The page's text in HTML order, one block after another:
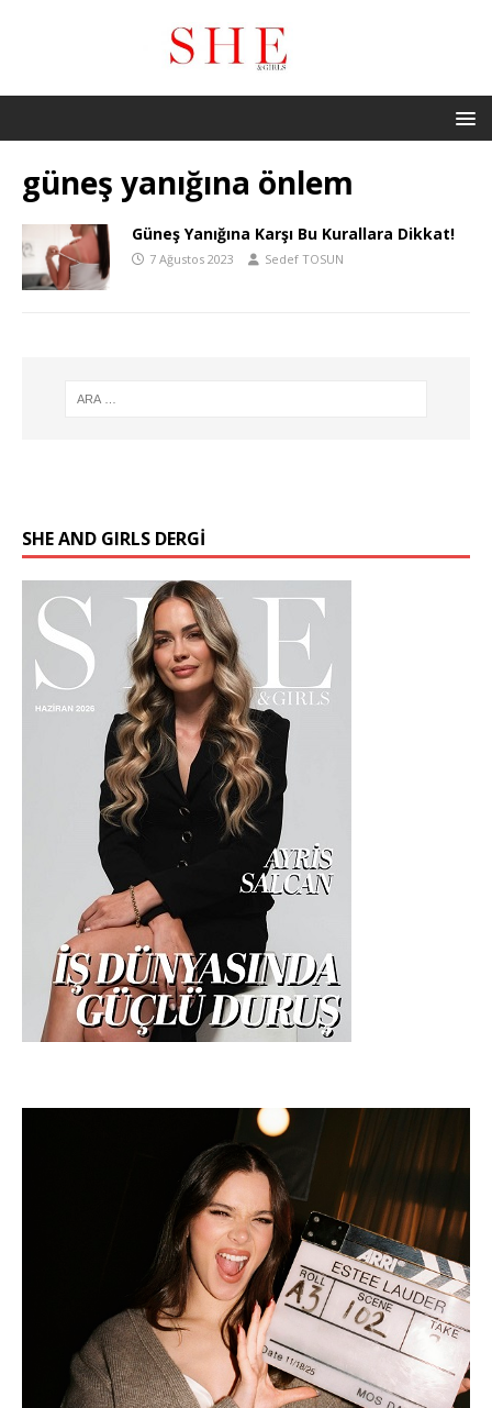
güneş yanığına önlem
Güneş Yanığına Karşı Bu Kurallara Dikkat!
7 Ağustos 2023 Sedef TOSUN
SHE AND GIRLS DERGİ